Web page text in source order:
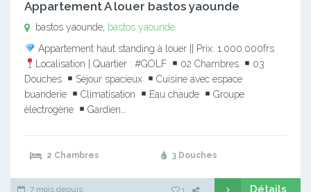
Appartement A louer bastos yaounde
bastos yaounde, bastos yaounde
Appartement haut standing à louer || Prix: 1.000.000frs
Localisation | Quartier : #GOLF
02 Chambres
03
Douches
Séjour spacieux
Cuisine avec espace
buanderie
Climatisation Eau chaude
Groupe
électrogène
Gardien…
2 Chambres 3 Douches
7 mois depuis 1 Détails